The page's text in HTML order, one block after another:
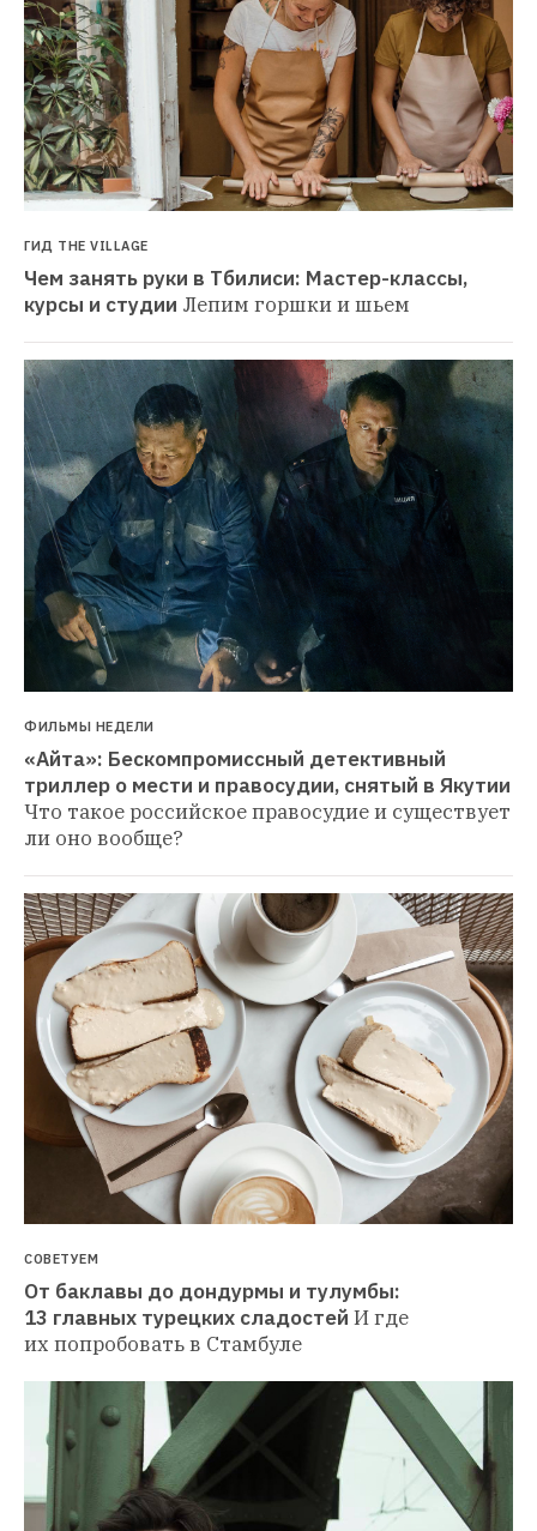
ГИД THE VILLAGE
Чем занять руки в Тбилиси: Мастер-классы,
курсы и студии Лепим горшки и шьем
ФИЛЬМЫ НЕДЕЛИ
«Айта»: Бескомпромиссный детективный
триллер о мести и правосудии, снятый в Якутии
Что такое российское правосудие и существует
ли оно вообще?
СОВЕТУЕМ
От баклавы до дондурмы и тулумбы:
13 главных турецких сладостей И где
их попробовать в Стамбуле